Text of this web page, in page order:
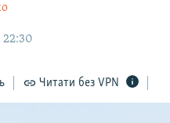
22:30
Читати без VPN